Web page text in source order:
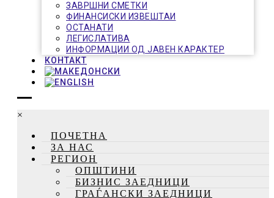
ЗАВРШНИ СМЕТКИ
ФИНАНСИСКИ ИЗВЕШТАИ
ОСТАНАТИ
ЛЕГИСЛАТИВА
ИНФОРМАЦИИ ОД ЈАВЕН КАРАКТЕР
КОНТАКТ
×
ПОЧЕТНА
ЗА НАС
РЕГИОН
ОПШТИНИ
БИЗНИС ЗАЕДНИЦИ
ГРАЃАНСКИ ЗАЕДНИЦИ